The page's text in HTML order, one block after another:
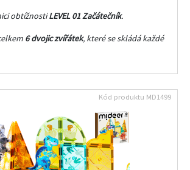
obtížnostiLEVEL 01 Začátečník.
6 dvojic zvířátek, které se skládá každé
Kód produktu MD1499